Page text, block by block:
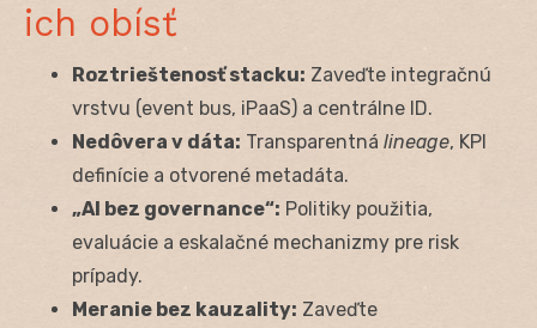
ich obísť
Roztrieštenosť stacku: Zaveďte integračnú
vrstvu (event bus, iPaaS) a centrálne ID.
Nedôvera v dáta: Transparentná lineage, KPI
definície a otvorené metadáta.
„AI bez governance“: Politiky použitia,
evaluácie a eskalačné mechanizmy pre risk
prípady.
Meranie bez kauzality: Zaveďte